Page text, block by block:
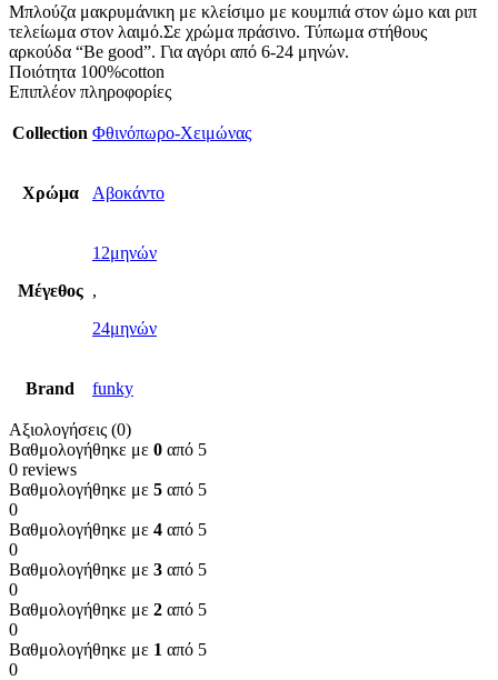
Μπλούζα μακρυμάνικη με κλείσιμο με κουμπιά στον ώμο και ριπ
τελείωμα στον λαιμό.Σε χρώμα πράσινο. Τύπωμα στήθους
αρκούδα “Be good”. Για αγόρι από 6-24 μηνών.
Ποιότητα 100%cotton
Επιπλέον πληροφορίες
Collection Φθινόπωρο-Χειμώνας
Χρώμα Αβοκάντο
Μέγεθος
12μηνών
,
24μηνών
Brand funky
Αξιολογήσεις (0)
Βαθμολογήθηκε με 0 από 5
0 reviews
Βαθμολογήθηκε με 5 από 5
0
Βαθμολογήθηκε με 4 από 5
0
Βαθμολογήθηκε με 3 από 5
0
Βαθμολογήθηκε με 2 από 5
0
Βαθμολογήθηκε με 1 από 5
0